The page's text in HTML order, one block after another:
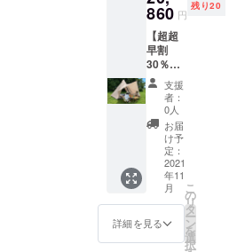
コロナ禍前
に取り扱っ
ていたアウ
トドア用品
の工場と
ファクト
リーブラン
「探険者」
の日本総代
理店契約に
成功し、ア
ウトドアラ
860 円
残り20
【超超
早割
30％OF
F】 ＜
特典＞
特典1：
クラウ
ドファ
ンディ
ング割
引・
30%OF
Fの
20,860
円(一般
販売価
支援
者：
0人
お届
け予
定：
2021
年11
月
詳細を見る
こ
の
リ
タ
ー
ン
を
選
択